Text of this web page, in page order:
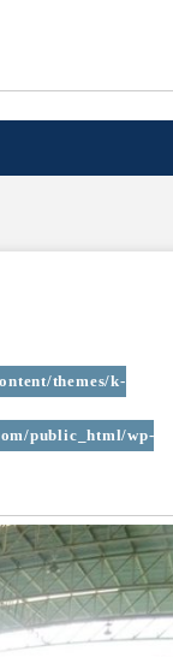
themes/k-
public_html/wp-